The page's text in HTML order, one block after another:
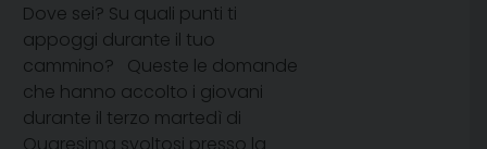
Dove sei? Su quali punti ti
appoggi durante il tuo
cammino? Queste le domande
che hanno accolto i giovani
durante il terzo martedì di